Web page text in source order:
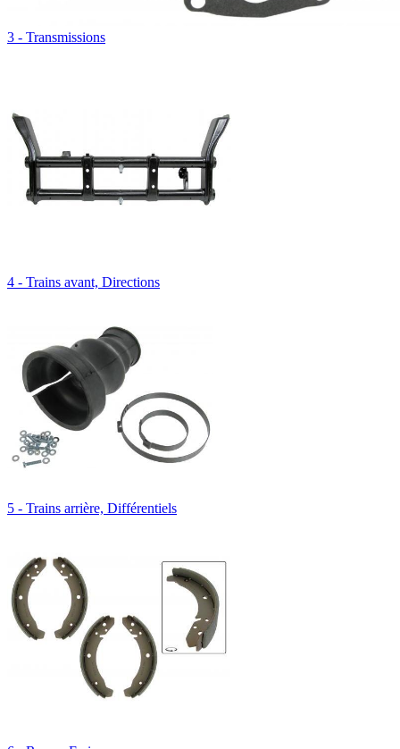
3 - Transmissions
4 - Trains avant, Directions
5 - Trains arrière, Différentiels